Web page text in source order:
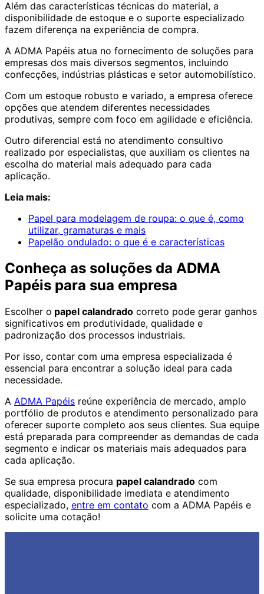
Além das características técnicas do material, a
disponibilidade de estoque e o suporte especializado
fazem diferença na experiência de compra.
A ADMA Papéis atua no fornecimento de soluções para
empresas dos mais diversos segmentos, incluindo
confecções, indústrias plásticas e setor automobilístico.
Com um estoque robusto e variado, a empresa oferece
opções que atendem diferentes necessidades
produtivas, sempre com foco em agilidade e eficiência.
Outro diferencial está no atendimento consultivo
realizado por especialistas, que auxiliam os clientes na
escolha do material mais adequado para cada
aplicação.
Leia mais:
Papel para modelagem de roupa: o que é, como
utilizar, gramaturas e mais
Papelão ondulado: o que é e características
Conheça as soluções da ADMA
Papéis para sua empresa
Escolher o papel calandrado correto pode gerar ganhos
significativos em produtividade, qualidade e
padronização dos processos industriais.
Por isso, contar com uma empresa especializada é
essencial para encontrar a solução ideal para cada
necessidade.
A ADMA Papéis reúne experiência de mercado, amplo
portfólio de produtos e atendimento personalizado para
oferecer suporte completo aos seus clientes. Sua equipe
está preparada para compreender as demandas de cada
segmento e indicar os materiais mais adequados para
cada aplicação.
Se sua empresa procura papel calandrado com
qualidade, disponibilidade imediata e atendimento
especializado, entre em contato com a ADMA Papéis e
solicite uma cotação!